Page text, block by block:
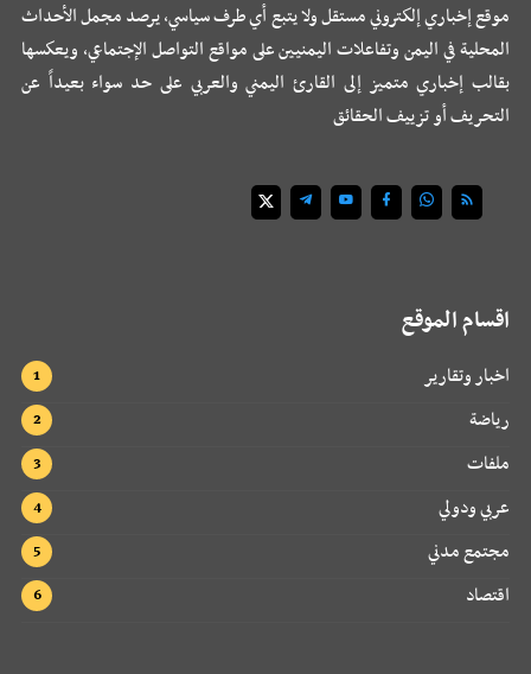
موقع إخباري إلكتروني مستقل ولا يتبع أي طرف سياسي، يرصد مجمل الأحداث
المحلية في اليمن وتفاعلات اليمنيين على مواقع التواصل الإجتماعي، ويعكسها
بقالب إخباري متميز إلى القارئ اليمني والعربي على حد سواء بعيداً عن
التحريف أو تزييف الحقائق
اقسام الموقع
اخبار وتقارير
رياضة
ملفات
عربي ودولي
مجتمع مدني
اقتصاد